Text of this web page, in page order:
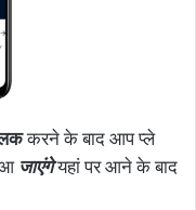
करने के बाद आप प्ले
जाएंगेयहां पर आने के बाद